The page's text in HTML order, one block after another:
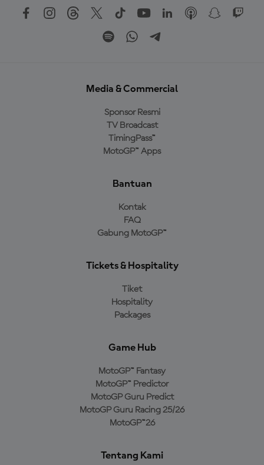
Media & Commercial
Sponsor Resmi
TV Broadcast
TimingPass™
MotoGP™ Apps
Bantuan
Kontak
FAQ
Gabung MotoGP™
Tickets & Hospitality
Tiket
Hospitality
Packages
Game Hub
MotoGP™ Fantasy
MotoGP™ Predictor
MotoGP Guru Predict
MotoGP Guru Racing 25/26
MotoGP™26
Tentang Kami